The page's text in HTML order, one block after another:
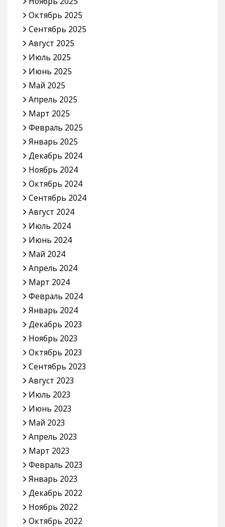
Октябрь 2025
Сентябрь 2025
Август 2025
Июль 2025
Июнь 2025
Май 2025
Апрель 2025
Март 2025
Февраль 2025
Январь 2025
Декабрь 2024
Ноябрь 2024
Октябрь 2024
Сентябрь 2024
Август 2024
Июль 2024
Июнь 2024
Май 2024
Апрель 2024
Март 2024
Февраль 2024
Январь 2024
Декабрь 2023
Ноябрь 2023
Октябрь 2023
Сентябрь 2023
Август 2023
Июль 2023
Июнь 2023
Май 2023
Апрель 2023
Март 2023
Февраль 2023
Январь 2023
Декабрь 2022
Ноябрь 2022
Октябрь 2022